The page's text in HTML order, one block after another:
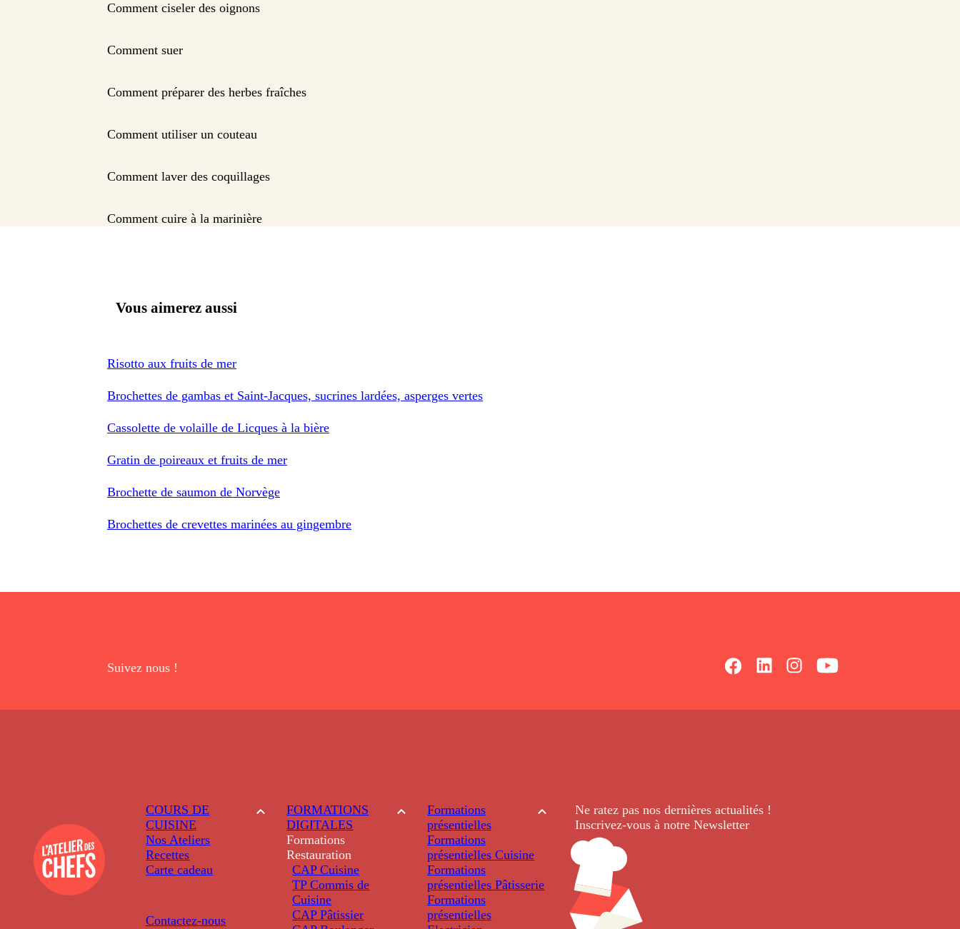
Comment ciseler des oignons
Comment suer
Comment préparer des herbes fraîches
Comment utiliser un couteau
Comment laver des coquillages
Comment cuire à la marinière
Vous aimerez aussi
Risotto aux fruits de mer
Brochettes de gambas et Saint-Jacques, sucrines lardées, asperges vertes
Cassolette de volaille de Licques à la bière
Gratin de poireaux et fruits de mer
Brochette de saumon de Norvège
Brochettes de crevettes marinées au gingembre
Suivez nous !
COURS DE
CUISINE
Nos Ateliers
Recettes
Carte cadeau
Contactez-nous
FORMATIONS
DIGITALES
Formations
Restauration
CAP Cuisine
TP Commis de
Cuisine
CAP Pâtissier
Formations
présentielles
Formations
présentielles Cuisine
Formations
présentielles Pâtisserie
Formations
présentielles
Ne ratez pas nos dernièresactualités !
Inscrivez-vous à notre Newsletter.